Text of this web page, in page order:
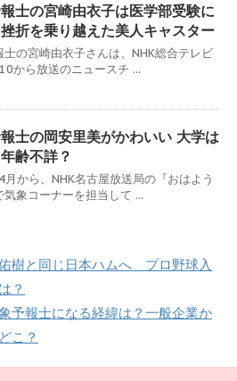
士の宮崎由衣子は医学部受験に
折を乗り越えた美人キャスター
士の宮崎由衣子さんは、NHK総合テレビ
から放送のニュースチ ...
士の岡安里美がかわいい 大学は
齢不詳？
から、NHK名古屋放送局の『おはよう
気象コーナーを担当して ...
樹と同じ日本ハムへ プロ野球入
？
予報士になる経緯は？一般企業か
こ？